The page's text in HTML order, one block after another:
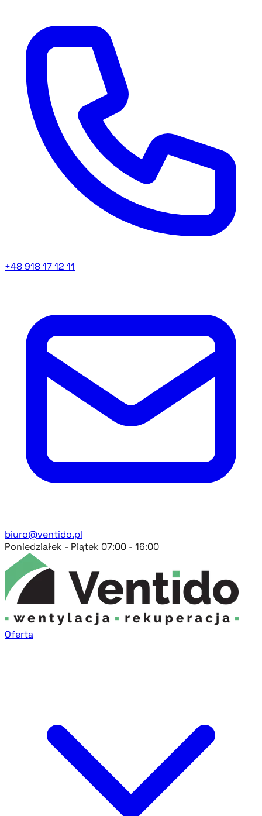
+48 918 17 12 11
biuro@ventido.pl
Poniedziałek - Piątek 07:00 - 16:00
Oferta